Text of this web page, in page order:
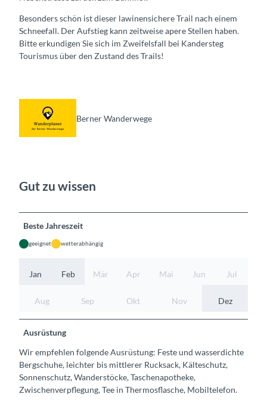
Besonders schön ist dieser lawinensichere Trail nach einem
Schneefall. Der Aufstieg kann zeitweise apere Stellen haben.
Bitte erkundigen Sie sich im Zweifelsfall bei Kandersteg
Tourismus über den Zustand des Trails!
Berner Wanderwege
Gut zu wissen
Beste Jahreszeit
geeignet wetterabhängig
Jan Feb Mär Apr Mai Jun Jul
Aug Sep Okt Nov Dez
Ausrüstung
Wir empfehlen folgende Ausrüstung: Feste und wasserdichte
Bergschuhe, leichter bis mittlerer Rucksack, Kälteschutz,
Sonnenschutz, Wanderstöcke, Taschenapotheke,
Zwischenverpflegung, Tee in Thermosflasche, Mobiltelefon.